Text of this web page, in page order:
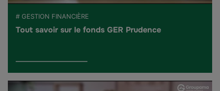
# GESTION FINANCIÈRE
Tout savoir sur le fonds GER Prudence